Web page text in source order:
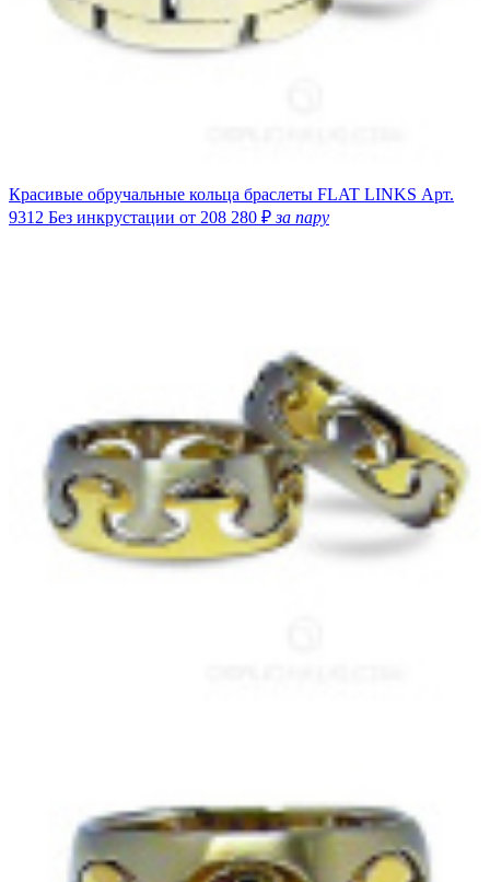
Красивые обручальные кольца браслеты FLAT LINKS Арт.
9312 Без инкрустации от 208 280 ₽за пару